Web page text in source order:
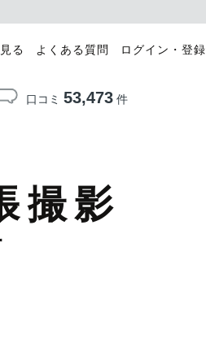
る よくある質問 ログイン・登録
口コミ 53,473件
撮影